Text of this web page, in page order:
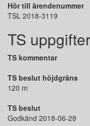
Hör till ärendenummer
TSL 2018-3119
TS
TS kommentar
TS beslut höjdgräns
120 m
TS beslut
Godkänd 2018-06-28